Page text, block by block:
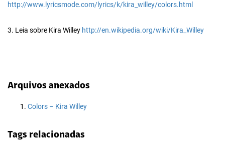
http://www.lyricsmode.com/lyrics/k/kira_willey/colors.html
3. Leia sobre Kira Willey http://en.wikipedia.org/wiki/Kira_Willey
Arquivos anexados
Colors – Kira Willey
Tags relacionadas